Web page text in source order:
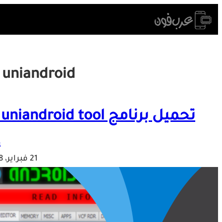
Skip
to
تحميل برنامج jurassic uniandroid tool – فك قفل نمط اندرويد
21 فبراير، 2018